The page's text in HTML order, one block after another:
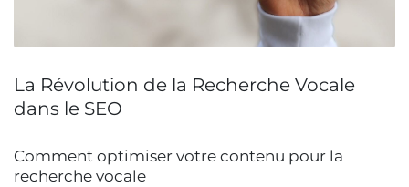
La Révolution de la Recherche Vocale
dans le SEO
Comment optimiser votre contenu pour la
recherche vocale